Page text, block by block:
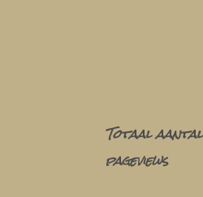
Totaal aantal
pageviews